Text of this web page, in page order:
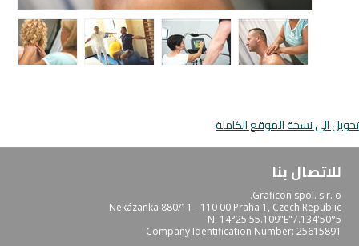
تحويل الى نسخة الموقع الكاملة
للاتصال بنا
Graficon spol. s r. o.
Nekázanka 880/11 - 110 00 Praha 1, Czech Republic
50°5'7.134"N, 14°25'55.109"E
Company Identification Number: 25615891